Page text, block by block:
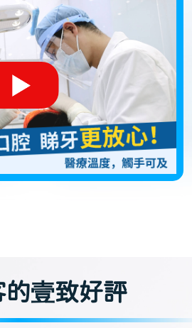
壹致好評